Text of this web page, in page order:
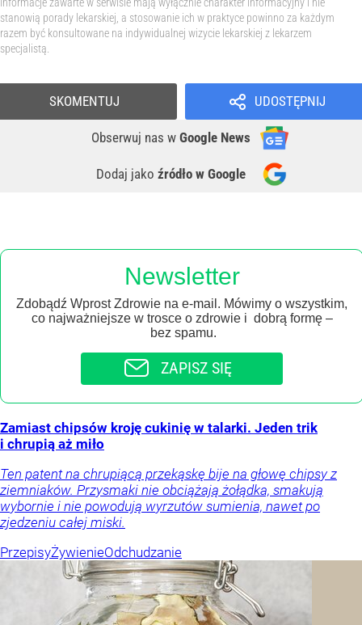
stanowią porady lekarskiej, a stosowanie ich w praktyce powinno za każdym
razem być konsultowane na indywidualnej wizycie lekarskiej z lekarzem
specjalistą.
UDOSTĘPNIJ
Obserwuj nas w Google News
Dodaj jako źródło w Google
SKOMENTUJ
Newsletter
Zdobądź Wprost Zdrowie na e-mail. Mówimy o wszystkim,
co najważniejsze w trosce o zdrowie i dobrą formę –
bez spamu.
ZAPISZ SIĘ
Zamiast chipsów kroję cukinię w talarki. Jeden trik
i chrupią aż miło
Ten patent na chrupiącą przekąskę bije na głowę chipsy z
ziemniaków. Przysmaki nie obciążają żołądka, smakują
wybornie i nie powodują wyrzutów sumienia, nawet po
zjedzeniu całej miski.
PrzepisyŻywienieOdchudzanie